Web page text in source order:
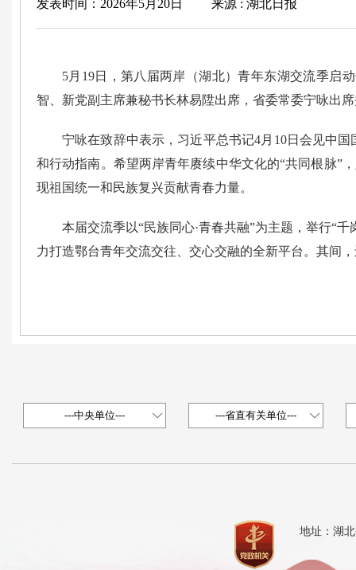
发表时间：2026年5月20日 来源 : 湖北日报
5月19日，第八届两岸（湖北）青年东湖交流季启
智、新党副主席兼秘书长林易陞出席，省委常委宁咏出
宁咏在致辞中表示，习近平总书记4月10日会见中
和行动指南。希望两岸青年赓续中华文化的“共同根脉”
现祖国统一和民族复兴贡献青春力量。
本届交流季以“民族同心·青春共融”为主题，举行“
力打造鄂台青年交流交往、交心交融的全新平台。其间
地址：湖